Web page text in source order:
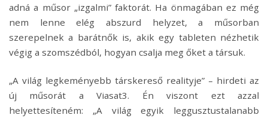
adná a műsor „izgalmi” faktorát. Ha önmagában ez még
nem lenne elég abszurd helyzet, a műsorban
szerepelnek a barátnők is, akik egy tableten nézhetik
végig a szomszédból, hogyan csalja meg őket a társuk.
„A világ legkeményebb társkereső realityje” – hirdeti az
új műsorát a Viasat3. Én viszont ezt azzal
helyettesíteném: „A világ egyik leggusztustalanabb